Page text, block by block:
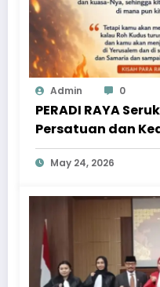
Admin 0
PERADI RAYA
Persatuan dan
Pentakosta
May 24, 2026